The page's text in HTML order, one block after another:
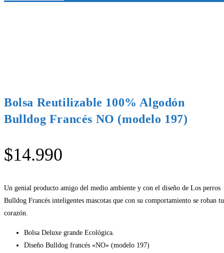
Bolsa Reutilizable 100% Algodón
Bulldog Francés NO (modelo 197)
$14.990
Un genial producto amigo del medio ambiente y con el diseño de Los perros
Bulldog Francés inteligentes mascotas que con su comportamiento se roban tu
corazón.
Bolsa Deluxe grande Ecológica.
Diseño Bulldog francés «NO» (modelo 197)